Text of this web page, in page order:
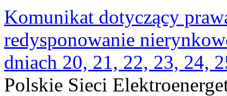
Komunikat dotyczący
redysponowanie
dniach 20, 21, 22, 23, 24,
Polskie Sieci